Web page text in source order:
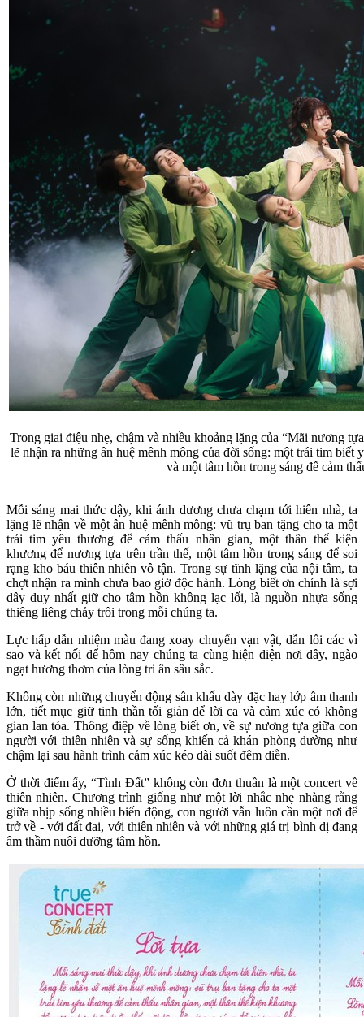
Trong giai điệu nhẹ, chậm và nhiều khoảng lặng của “Mãi nương
lẽ nhận ra những ân huệ mênh mông của đời sống: một trái tim biết
và một tâm hồn trong sáng để cảm
Mỗi sáng mai thức dậy, khi ánh dương chưa chạm tới hiên nhà, ta
lặng lẽ nhận về một ân huệ mênh mông: vũ trụ ban tặng cho ta một
trái tim yêu thương để cảm thấu nhân gian, một thân thể kiện
khương để nương tựa trên trần thế, một tâm hồn trong sáng để soi
rạng kho báu thiên nhiên vô tận. Trong sự tĩnh lặng của nội tâm, ta
chợt nhận ra mình chưa bao giờ độc hành. Lòng biết ơn chính là sợi
dây duy nhất giữ cho tâm hồn không lạc lối, là nguồn nhựa sống
thiêng liêng chảy trôi trong mỗi chúng ta.
Lực hấp dẫn nhiệm màu đang xoay chuyển vạn vật, dẫn lối các vì
sao và kết nối để hôm nay chúng ta cùng hiện diện nơi đây, ngào
ngạt hương thơm của lòng tri ân sâu sắc.
Không còn những chuyển động sân khấu dày đặc hay lớp âm thanh
lớn, tiết mục giữ tinh thần tối giản để lời ca và cảm xúc có không
gian lan tỏa. Thông điệp về lòng biết ơn, về sự nương tựa giữa con
người với thiên nhiên và sự sống khiến cả khán phòng dường như
chậm lại sau hành trình cảm xúc kéo dài suốt đêm diễn.
Ở thời điểm ấy, “Tình Đất” không còn đơn thuần là một concert về
thiên nhiên. Chương trình giống như một lời nhắc nhẹ nhàng rằng
giữa nhịp sống nhiều biến động, con người vẫn luôn cần một nơi để
trở về - với đất đai, với thiên nhiên và với những giá trị bình dị đang
âm thầm nuôi dưỡng tâm hồn.